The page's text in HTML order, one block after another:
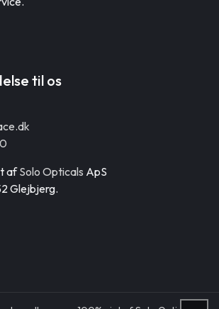
til os
afSolo Opticals ApS
Glejbjerg.